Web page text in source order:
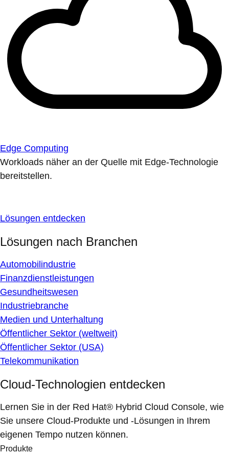
Edge Computing
Workloads näher an der Quelle mit Edge-Technologie
bereitstellen.
Lösungen entdecken
Lösungen nach Branchen
Automobilindustrie
Finanzdienstleistungen
Gesundheitswesen
Industriebranche
Medien und Unterhaltung
Öffentlicher Sektor (weltweit)
Öffentlicher Sektor (USA)
Telekommunikation
Cloud-Technologien entdecken
Lernen Sie in der Red Hat® Hybrid Cloud Console, wie
Sie unsere Cloud-Produkte und -Lösungen in Ihrem
eigenen Tempo nutzen können.
Produkte